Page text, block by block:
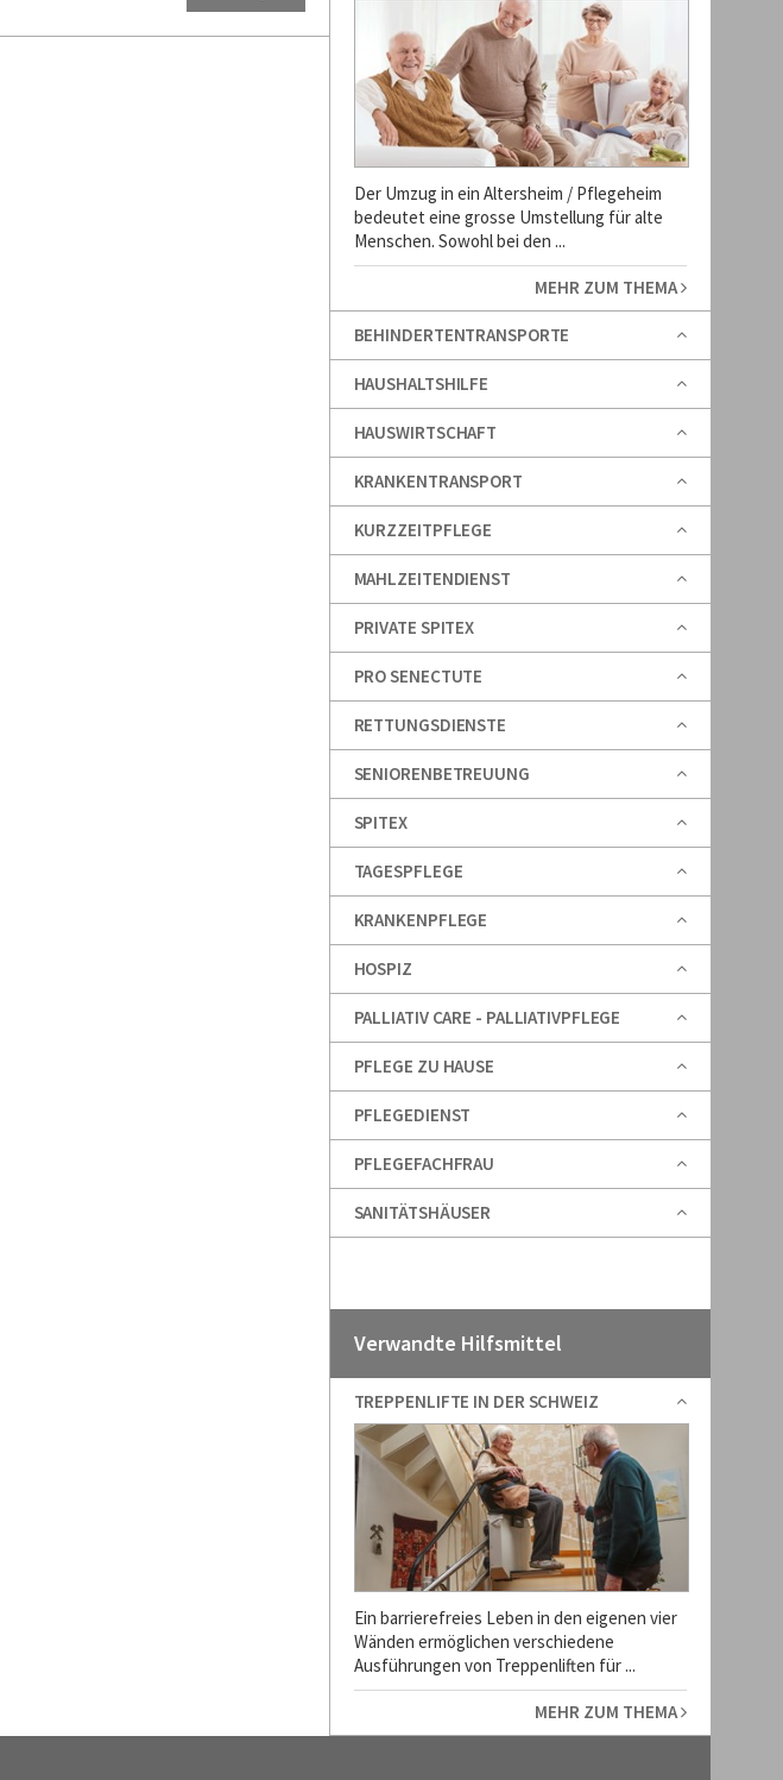
Der Umzug in ein Altersheim / Pflegeheim
bedeutet eine grosse Umstellung für alte
Menschen. Sowohl bei den ...
MEHR ZUM THEMA
BEHINDERTENTRANSPORTE
HAUSHALTSHILFE
HAUSWIRTSCHAFT
KRANKENTRANSPORT
KURZZEITPFLEGE
MAHLZEITENDIENST
PRIVATE SPITEX
PRO SENECTUTE
RETTUNGSDIENSTE
SENIORENBETREUUNG
SPITEX
TAGESPFLEGE
KRANKENPFLEGE
HOSPIZ
PALLIATIV CARE - PALLIATIVPFLEGE
PFLEGE ZU HAUSE
PFLEGEDIENST
PFLEGEFACHFRAU
SANITÄTSHÄUSER
Verwandte Hilfsmittel
TREPPENLIFTE IN DER SCHWEIZ
Ein barrierefreies Leben in den eigenen vier
Wänden ermöglichen verschiedene
Ausführungen von Treppenliften für ...
MEHR ZUM THEMA